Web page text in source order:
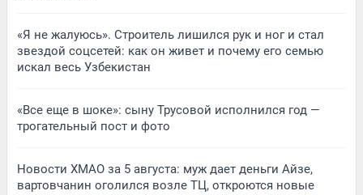
«Я не жалуюсь». Строитель лишился рук и ног и стал
звездой соцсетей: как он живет и почему его семью
искал весь Узбекистан
«Все еще в шоке»: сыну Трусовой исполнился год —
трогательный пост и фото
Новости ХМАО за 5 августа: муж дает деньги Айзе,
вартовчанин оголился возле ТЦ, откроются новые